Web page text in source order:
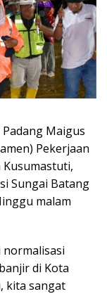
Maigus
Pekerjaan
Kusumastuti,
Sungai Batang
malam
normalisasi
di Kota
kita sangat